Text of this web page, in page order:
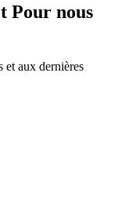
Pour nous
et aux dernières